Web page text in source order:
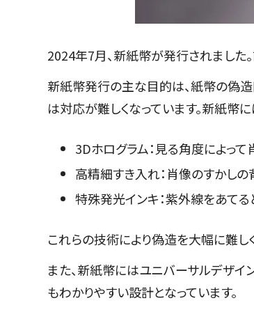
2024年7月、新紙幣が発行されました
新紙幣発行の主な目的は、紙幣の偽造
は対応が難しくなっています。新紙幣
3Dホログラム：見る角度によっ
高精細すき入れ：肖像のすかし
特殊発光インキ：紫外線をあて
これらの技術により偽造を大幅に難し
また、新紙幣にはユニバーサルデザイ
もわかりやすい設計となっています。